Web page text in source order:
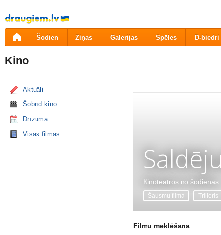
Pāriet
uz
saturu
Šodien Ziņas Galerijas Spēles D-biedri
Kino
Aktuāli
Šobrīd kino
Drīzumā
Visas filmas
Kinoteātros no šodienas
Šausmu filma Trilleris
Filmu meklēšana